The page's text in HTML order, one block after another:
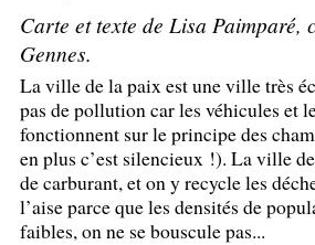
Carte et texte de Lisa Paimparé,
Gennes.
La ville de la paix est une ville très
pas de pollution car les véhicules et
fonctionnent sur le principe des
en plus c’est silencieux !). La ville
de carburant, et on y recycle les
l’aise parce que les densités de
faibles, on ne se bouscule pas...